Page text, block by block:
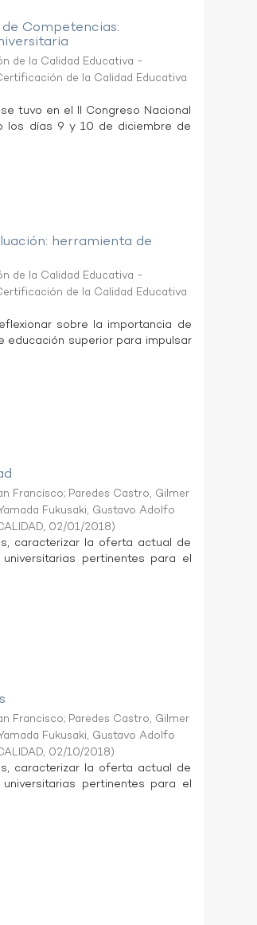
Competencias:
de la Calidad Educativa -
de la Calidad Educativa
tuvo en el II Congreso Nacional
los días 9 y 10 de diciembre de
herramienta de
de la Calidad Educativa -
de la Calidad Educativa
sobre la importancia de
educación superior para impulsar
Francisco; Paredes Castro, Gilmer
Fukusaki, Gustavo Adolfo
, 02/01/2018)
caracterizar la oferta actual de
pertinentes para el
Francisco; Paredes Castro, Gilmer
Fukusaki, Gustavo Adolfo
, 02/10/2018)
caracterizar la oferta actual de
pertinentes para el